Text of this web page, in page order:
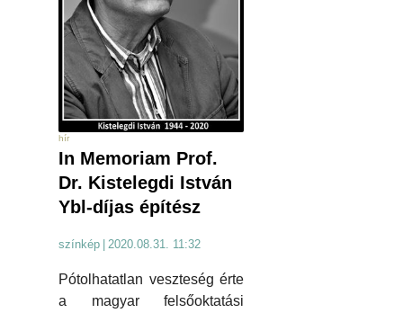
hír
In Memoriam Prof.
Dr. Kistelegdi István
Ybl-díjas építész
színkép | 2020.08.31. 11:32
Pótolhatatlan veszteség érte
a magyar felsőoktatási